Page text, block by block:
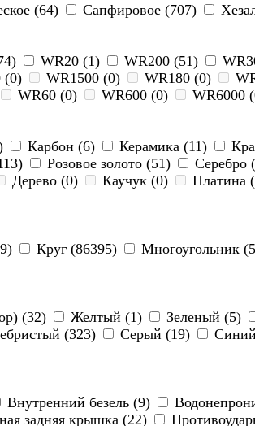
(64) Сапфировое (707)
WR20 (1) WR200 (51)
(0) WR1500 (0) WR180 (0)
WR60 (0) WR600 (0) WR6000
Карбон (6) Керамика (11)
Розовое золото (51) Серебро
Дерево (0) Каучук (0) Платина
Круг (86395) Многоугольник
(32) Желтый (1) Зеленый (5)
(323) Серый (19)
Внутренний безель (9)
задняя крышка (22)